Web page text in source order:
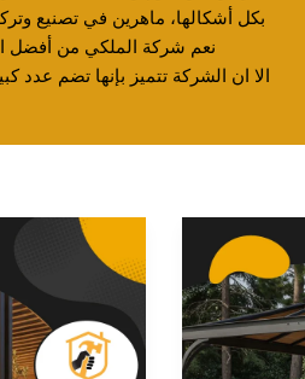
بكل أشكالها، ماهرين في تصنيع
نعم شركة الملكي من أفضل
الا ان الشركة تتميز بإنها تضم عدد